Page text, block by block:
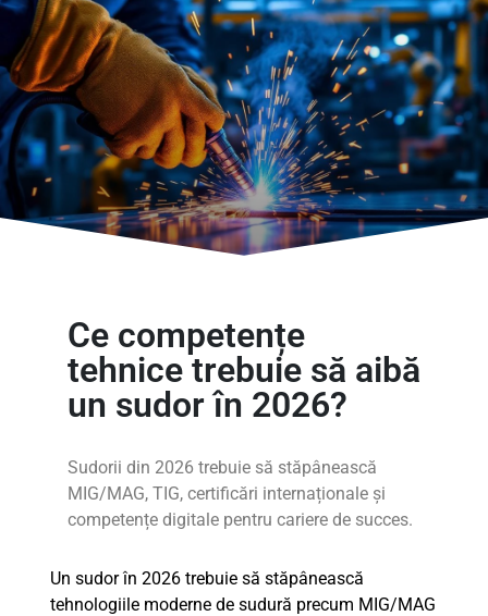
Ce competențe
tehnice trebuie să aibă
un sudor în 2026?
Sudorii din 2026 trebuie să stăpânească
MIG/MAG, TIG, certificări internaționale și
competențe digitale pentru cariere de succes.
Un sudor în 2026 trebuie să stăpânească
tehnologiile moderne de sudură precum MIG/MAG